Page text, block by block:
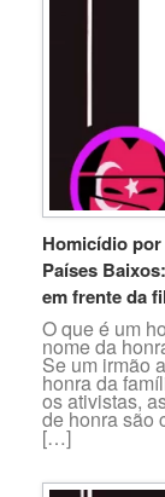
Homicídio
Países
em frente da
O que é um
nome da
Se um irmão
honra da
os ativistas,
de honra são
[…]